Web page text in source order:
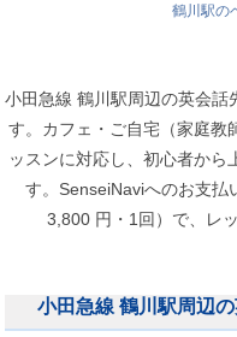
鶴川駅の
小田急線 鶴川駅周辺の英会話
す。カフェ・ご自宅（家庭教
ッスンに対応し、初心者から
す。SenseiNaviへのお支払
3,800 円・1回）で、レ
小田急線 鶴川駅周辺